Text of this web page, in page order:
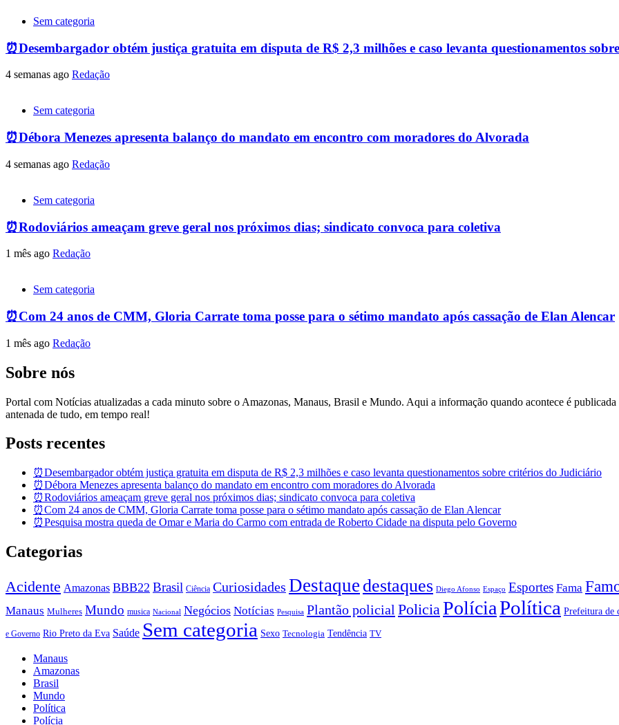
Sem categoria
⏰Desembargador obtém justiça gratuita em disputa de R$ 2,3 milhões e caso levanta questionamentos
4 semanas ago Redação
Sem categoria
⏰Débora Menezes apresenta balanço do mandato em encontro com moradores do Alvorada
4 semanas ago Redação
Sem categoria
⏰Rodoviários ameaçam greve geral nos próximos dias; sindicato convoca para coletiva
1 mês ago Redação
Sem categoria
⏰Com 24 anos de CMM, Gloria Carrate toma posse para o sétimo mandato após cassação de Elan Alencar
1 mês ago Redação
Sobre nós
Portal com Notícias atualizadas a cada minuto sobre o Amazonas, Manaus, Brasil e Mundo. Aqui a informação quando acontece é
antenada de tudo, em tempo real!
Posts recentes
⏰Desembargador obtém justiça gratuita em disputa de R$ 2,3 milhões e caso levanta questionamentos sobre critérios do Judiciário
⏰Débora Menezes apresenta balanço do mandato em encontro com moradores do Alvorada
⏰Rodoviários ameaçam greve geral nos próximos dias; sindicato convoca para coletiva
⏰Com 24 anos de CMM, Gloria Carrate toma posse para o sétimo mandato após cassação de Elan Alencar
⏰Pesquisa mostra queda de Omar e Maria do Carmo com entrada de Roberto Cidade na disputa pelo Governo
Categorias
Acidente Amazonas BBB22 Brasil Ciência Curiosidades Destaque destaques Diego Afonso Espaço Esportes Fama
Manaus Mulheres Mundo musica Nacional Negócios Notícias Pesquisa Plantão policial PoliciaPolíciaPolítica Prefeitura de
e Governo Rio Preto da Eva Saúde Sem categoria Sexo Tecnologia Tendência TV
Manaus
Amazonas
Brasil
Mundo
Política
Polícia